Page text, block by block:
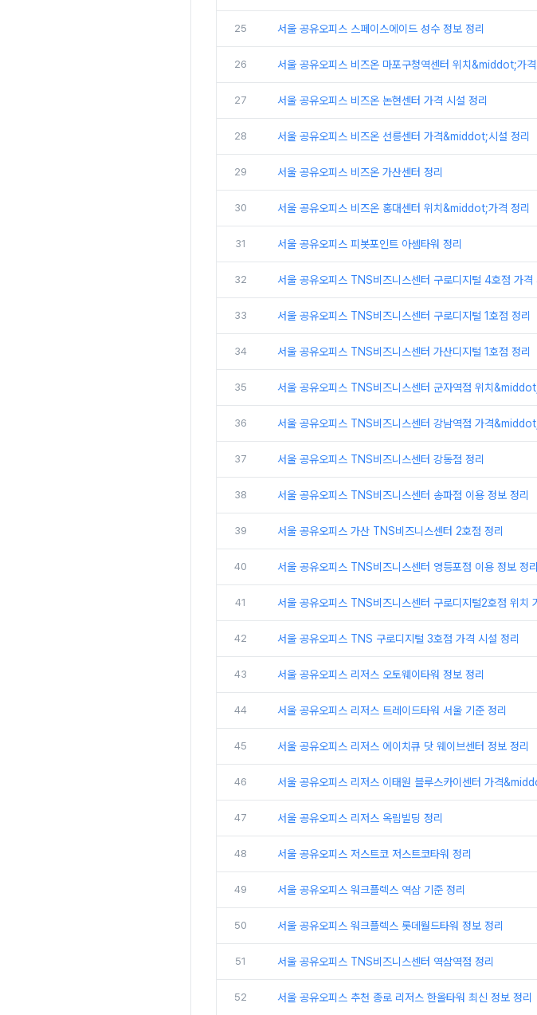
25 서울 공유오피스 스페이스에이드 성수 정보 정리
26 서울 공유오피스 비즈온 마포구청역센터 위치&middot;가
27 서울 공유오피스 비즈온 논현센터 가격 시설 정리
28 서울 공유오피스 비즈온 선릉센터 가격&middot;시설 정리
29 서울 공유오피스 비즈온 가산센터 정리
30 서울 공유오피스 비즈온 홍대센터 위치&middot;가격 정리
31 서울 공유오피스 피봇포인트 아셈타워 정리
32 서울 공유오피스 TNS비즈니스센터 구로디지털 4호점 가격
33 서울 공유오피스 TNS비즈니스센터 구로디지털 1호점 정리
34 서울 공유오피스 TNS비즈니스센터 가산디지털 1호점 정리
35 서울 공유오피스 TNS비즈니스센터 군자역점 위치
36 서울 공유오피스 TNS비즈니스센터 강남역점 가격
37 서울 공유오피스 TNS비즈니스센터 강동점 정리
38 서울 공유오피스 TNS비즈니스센터 송파점 이용 정보 정리
39 서울 공유오피스 가산 TNS비즈니스센터 2호점 정리
40 서울 공유오피스 TNS비즈니스센터 영등포점 이용 정보 정리
41 서울 공유오피스 TNS비즈니스센터 구로디지털2호점 위치
42 서울 공유오피스 TNS 구로디지털 3호점 가격 시설 정리
43 서울 공유오피스 리저스 오토웨이타워 정보 정리
44 서울 공유오피스 리저스 트레이드타워 서울 기준 정리
45 서울 공유오피스 리저스 에이치큐 닷 웨이브센터 정보 정리
46 서울 공유오피스 리저스 이태원 블루스카이센터 가격
47 서울 공유오피스 리저스 옥림빌딩 정리
48 서울 공유오피스 저스트코 저스트코타워 정리
49 서울 공유오피스 워크플렉스 역삼 기준 정리
50 서울 공유오피스 워크플렉스 롯데월드타워 정보 정리
51 서울 공유오피스 TNS비즈니스센터 역삼역점 정리
52 서울 공유오피스 추천 종로 리저스 한올타워 최신 정보 정리